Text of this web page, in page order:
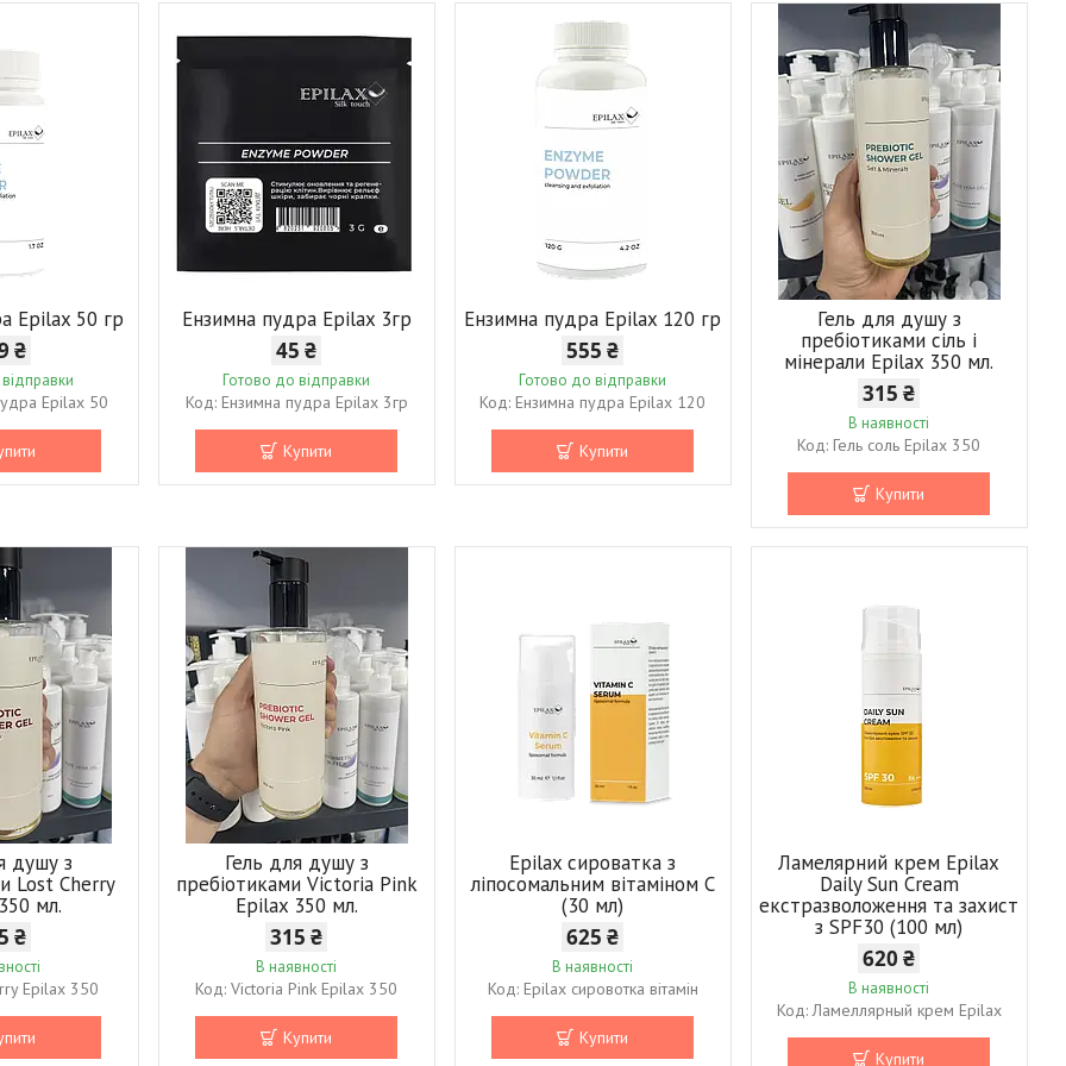
Epilax 50 гр
₴
Epilax 50
Ензимна пудра Epilax 3гр
45 ₴
Готово до відправки
Ензимна пудра Epilax 3гр
Купити
Ензимна пудра Epilax 120 гр
555 ₴
Готово до відправки
Ензимна пудра Epilax 120
Купити
Гель для душу з
пребіотиками сіль і
мінерали Epilax 350 мл.
315 ₴
В наявності
Гель соль Epilax 350
Купити
душу з
Lost Cherry
мл.
₴
Epilax 350
Гель для душу з
пребіотиками Victoria Pink
Epilax 350 мл.
315 ₴
В наявності
Victoria Pink Epilax 350
Купити
Epilax сироватка з
ліпосомальним вітаміном C
(30 мл)
625 ₴
В наявності
Epilax сировотка вітамін
Купити
Ламелярний крем Epilax
Daily Sun Cream
екстразволоження та захист
з SPF30 (100 мл)
620 ₴
В наявності
Ламеллярный крем Epilax
Купити